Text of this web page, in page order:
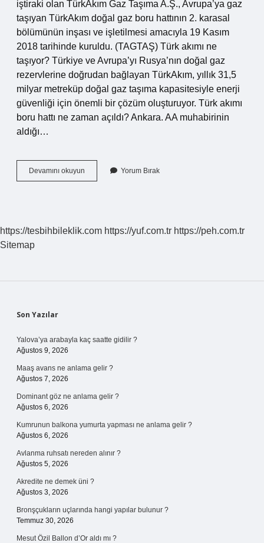
iştiraki olan TürkAkım Gaz Taşıma A.Ş., Avrupa’ya gaz
taşıyan TürkAkım doğal gaz boru hattının 2. karasal
bölümünün inşası ve işletilmesi amacıyla 19 Kasım
2018 tarihinde kuruldu. (TAGTAŞ) Türk akımı ne
taşıyor? Türkiye ve Avrupa’yı Rusya’nın doğal gaz
rezervlerine doğrudan bağlayan TürkAkım, yıllık 31,5
milyar metreküp doğal gaz taşıma kapasitesiyle enerji
güvenliği için önemli bir çözüm oluşturuyor. Türk akımı
boru hattı ne zaman açıldı? Ankara. AA muhabirinin
aldığı…
Devamını okuyun
Akımı
Yorum Bırak
https://tesbihbileklik.com https://yuf.com.tr https://peh.com.tr
Sitemap
Sidebar
Son Yazılar
Yalova’ya arabayla kaç saatte gidilir ?
Ağustos 9, 2026
Maaş avans ne anlama gelir ?
Ağustos 7, 2026
Dominant göz ne anlama gelir ?
Ağustos 6, 2026
Kumrunun balkona yumurta yapması ne anlama gelir ?
Ağustos 6, 2026
Avlanma ruhsatı nereden alınır ?
Ağustos 5, 2026
Akredite ne demek üni ?
Ağustos 3, 2026
Bronşçukların uçlarında hangi yapılar bulunur ?
Temmuz 30, 2026
Mesut Özil Ballon d’Or aldı mı ?